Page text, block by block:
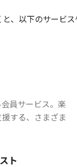
と、以下のサービ
員サービス。楽
する、さまざま
ト